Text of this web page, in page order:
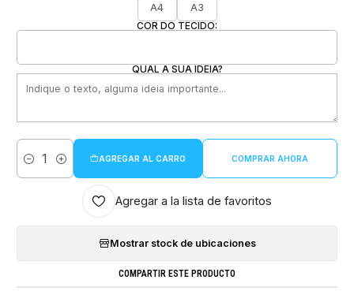
A4
A3
COR DO TECIDO:
QUAL A SUA IDEIA?
Cantidad
AGREGAR AL CARRO COMPRAR AHORA
Agregar a la lista de favoritos
Mostrar stock de ubicaciones
COMPARTIR ESTE PRODUCTO